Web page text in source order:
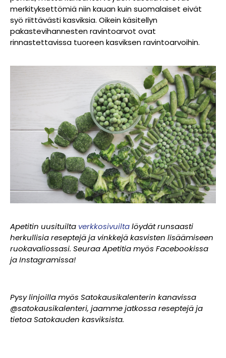
merkityksettömiä niin kauan kuin suomalaiset eivät
syö riittävästi kasviksia. Oikein käsitellyn
pakastevihannesten ravintoarvot ovat
rinnastettavissa tuoreen kasviksen ravintoarvoihin.
Apetitin uusituilta verkkosivuiltalöydät runsaasti
herkullisia reseptejä ja vinkkejä kasvisten lisäämiseen
ruokavaliossasi. Seuraa Apetitia myös Facebookissa
ja Instagramissa!
Pysy linjoilla myös Satokausikalenterin kanavissa
@satokausikalenteri, jaamme jatkossa reseptejä ja
tietoa Satokauden kasviksista.